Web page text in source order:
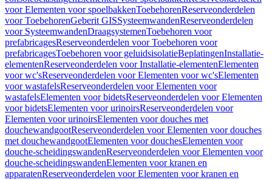
voor Elementen voor spoelbakkenToebehorenReserveonderdelen
voor ToebehorenGeberit GISSysteemwandenReserveonderdelen
voor SysteemwandenDraagsystemenToebehoren voor
prefabricagesReserveonderdelen voor Toebehoren voor
prefabricagesToebehoren voor geluidsisolatieBeplatingenInstallatie-
elementenReserveonderdelen voor Installatie-elementenElementen
voor wc'sReserveonderdelen voor Elementen voor wc'sElementen
voor wastafelsReserveonderdelen voor Elementen voor
wastafelsElementen voor bidetsReserveonderdelen voor Elementen
voor bidetsElementen voor urinoirsReserveonderdelen voor
Elementen voor urinoirsElementen voor douches met
douchewandgootReserveonderdelen voor Elementen voor douches
met douchewandgootElementen voor douchesElementen voor
douche-scheidingswandenReserveonderdelen voor Elementen voor
douche-scheidingswandenElementen voor kranen en
apparatenReserveonderdelen voor Elementen voor kranen en